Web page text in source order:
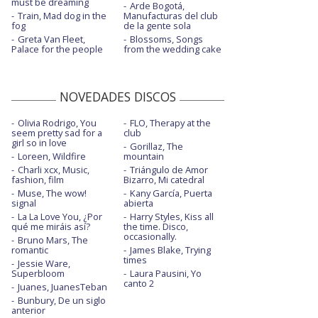
Train, Mad dog in the
fog
Greta Van Fleet,
Palace for the people
Arde Bogotá,
Manufacturas del club
de la gente sola
Blossoms, Songs
from the wedding cake
NOVEDADES DISCOS
Olivia Rodrigo, You
seem pretty sad for a
girl so in love
Loreen, Wildfire
Charli xcx, Music,
fashion, film
Muse, The wow!
signal
La La Love You, ¿Por
qué me miráis así?
Bruno Mars, The
romantic
Jessie Ware,
Superbloom
Juanes, JuanesTeban
Bunbury, De un siglo
anterior
FLO, Therapy at the
club
Gorillaz, The
mountain
Triángulo de Amor
Bizarro, Mi catedral
Kany García, Puerta
abierta
Harry Styles, Kiss all
the time. Disco,
occasionally.
James Blake, Trying
times
Laura Pausini, Yo
canto 2